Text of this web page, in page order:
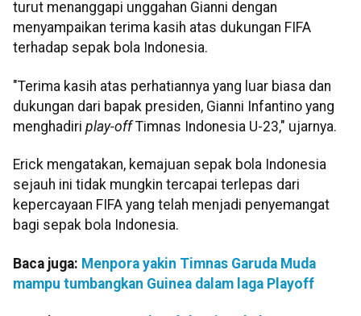
turut menanggapi unggahan Gianni dengan
menyampaikan terima kasih atas dukungan FIFA
terhadap sepak bola Indonesia.
"Terima kasih atas perhatiannya yang luar biasa dan
dukungan dari bapak presiden, Gianni Infantino yang
menghadiri play-offTimnas Indonesia U-23," ujarnya.
Erick mengatakan, kemajuan sepak bola Indonesia
sejauh ini tidak mungkin tercapai terlepas dari
kepercayaan FIFA yang telah menjadi penyemangat
bagi sepak bola Indonesia.
Baca juga: Menpora yakin Timnas Garuda Muda
mampu tumbangkan Guinea dalam laga Playoff